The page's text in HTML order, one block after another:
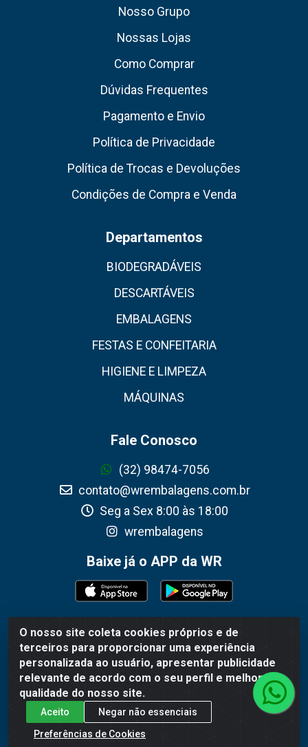
O nosso site coleta cookies próprios e de
terceiros para proporcionar uma experiência
personalizada ao usuário, apresentar publicidade
relevante de acordo com o seu perfil e melhorar a
qualidade do nosso site.
Aceito
Negar não essenciais
Preferências de Cookies
Nosso Grupo
Nossas Lojas
Como Comprar
Dúvidas Frequentes
Pagamento e Envio
Política de Privacidade
Política de Trocas e Devoluções
Condições de Compra e Venda
Departamentos
BIODEGRADÁVEIS
DESCARTÁVEIS
EMBALAGENS
FESTAS E CONFEITARIA
HIGIENE E LIMPEZA
MÁQUINAS
Fale Conosco
(32) 98474-7056
contato@wrembalagens.com.br
Seg a Sex 8:00 às 18:00
wrembalagens
Baixe já o APP da WR
WR Embalagens - R. Cel. Teodoro Gomes de Araújo,
1360 - Grogotó - Barbacena / MG - CEP 36202-628 -
CNPJ 02.692.206/0001-55